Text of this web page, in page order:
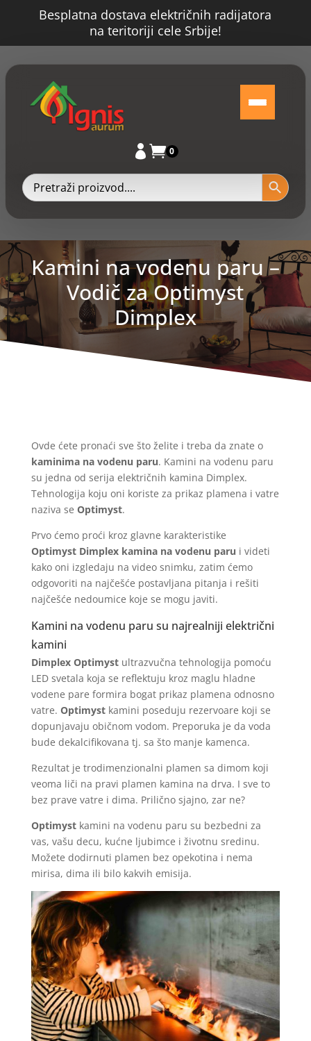
Besplatna dostava električnih radijatora
na teritoriji cele Srbije!
  0
Kamini na vodenu paru –
Vodič za Optimyst
Dimplex
Ovde ćete pronaći sve što želite i treba da znate o
kaminima na vodenu paru. Kamini na vodenu paru
su jedna od serija električnih kamina Dimplex.
Tehnologija koju oni koriste za prikaz plamena i vatre
naziva se Optimyst.
Prvo ćemo proći kroz glavne karakteristike
OptimystDimplex kamina na vodenu paru i videti
kako oni izgledaju na video snimku, zatim ćemo
odgovoriti na najčešće postavljana pitanja i rešiti
najčešće nedoumice koje se mogu javiti.
Kamini na vodenu paru su najrealniji električni
kamini
Dimplex Optimystultrazvučna tehnologija pomoću
LED svetala koja se reflektuju kroz maglu hladne
vodene pare formira bogat prikaz plamena odnosno
vatre. Optimystkamini poseduju rezervoare koji se
dopunjavaju običnom vodom. Preporuka je da voda
bude dekalcifikovana tj. sa što manje kamenca.
Rezultat je trodimenzionalni plamen sa dimom koji
veoma liči na pravi plamen kamina na drva. I sve to
bez prave vatre i dima. Prilično sjajno, zar ne?
Optimystkamini na vodenu paru su bezbedni za
vas, vašu decu, kućne ljubimce i životnu sredinu.
Možete dodirnuti plamen bez opekotina i nema
mirisa, dima ili bilo kakvih emisija.